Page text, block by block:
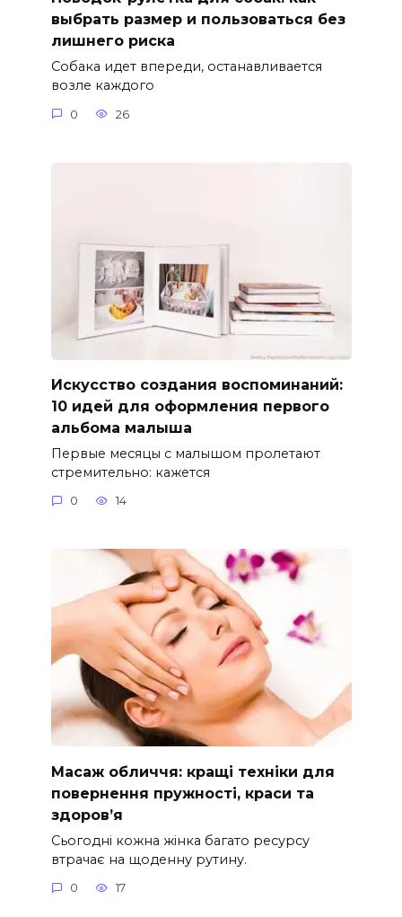
выбрать размер и пользоваться без
лишнего риска
Собака идет впереди, останавливается
возле каждого
0 26
Искусство создания воспоминаний:
10 идей для оформления первого
альбома малыша
Первые месяцы с малышом пролетают
стремительно: кажется
0 14
Масаж обличчя: кращі техніки для
повернення пружності, краси та
здоров’я
Сьогодні кожна жінка багато ресурсу
втрачає на щоденну рутину.
0 17